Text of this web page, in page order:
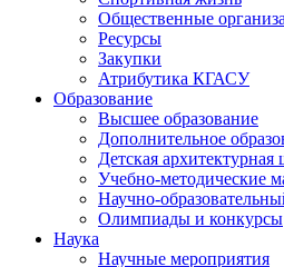
Общественные
Ресурсы
Закупки
Атрибутика КГАСУ
Образование
Высшее образование
Дополнительное
Детская
Учебно-методические
Научно-
Олимпиады и конкурсы
Наука
Научные мероприятия